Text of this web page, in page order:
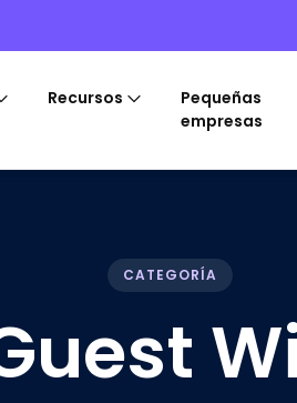
Recursos
Pequeñas
empresas
CATEGORÍA